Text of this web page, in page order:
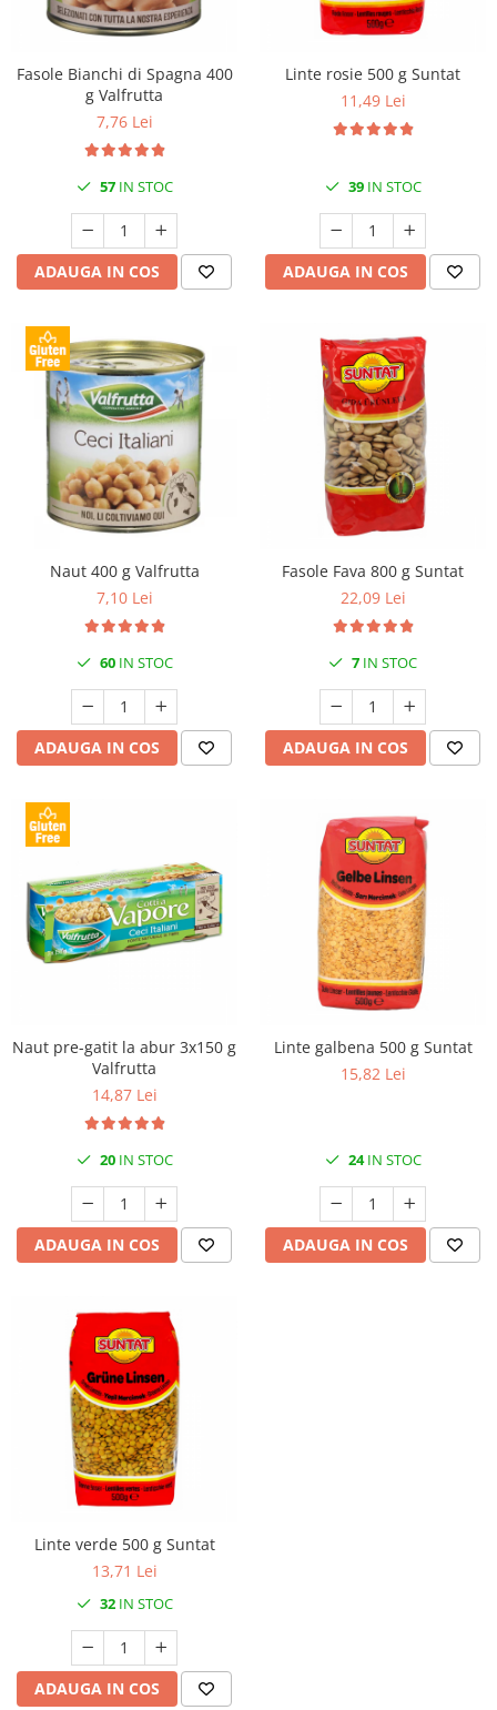
Fasole Bianchi di Spagna 400
g Valfrutta
7,76 Lei
57IN STOC
ADAUGA IN COS
Linte rosie 500 g Suntat
11,49 Lei
39IN STOC
ADAUGA IN COS
Naut 400 g Valfrutta
7,10 Lei
60IN STOC
ADAUGA IN COS
Fasole Fava 800 g Suntat
22,09 Lei
7 IN STOC
ADAUGA IN COS
Naut pre-gatit la abur 3x150 g
Valfrutta
14,87 Lei
20IN STOC
ADAUGA IN COS
Linte galbena 500 g Suntat
15,82 Lei
24IN STOC
ADAUGA IN COS
Linte verde 500 g Suntat
13,71 Lei
32IN STOC
ADAUGA IN COS